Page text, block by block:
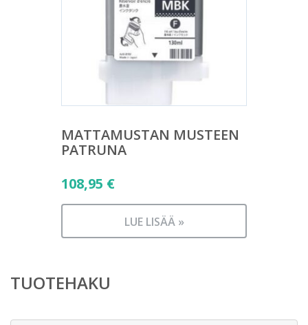
MATTAMUSTAN MUSTEEN
PATRUNA
108,95 €
LUE LISÄÄ »
TUOTEHAKU